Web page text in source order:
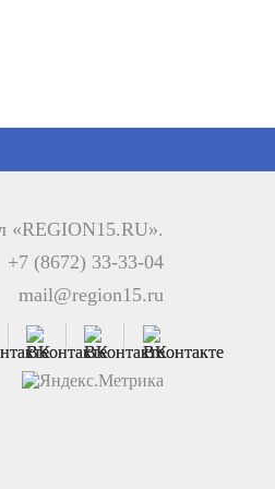
«REGION15.RU».
+7 (8672) 33-33-04
mail@region15.ru